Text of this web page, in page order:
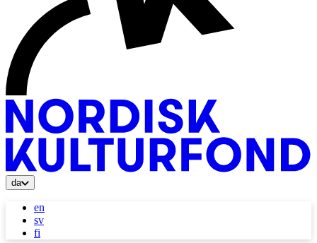
da
en
sv
fi